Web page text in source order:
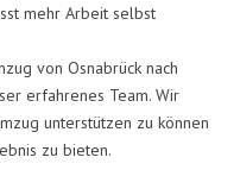
mehr Arbeit selbst
von Osnabrück nach
erfahrenes Team. Wir
unterstützen zu können
zu bieten.